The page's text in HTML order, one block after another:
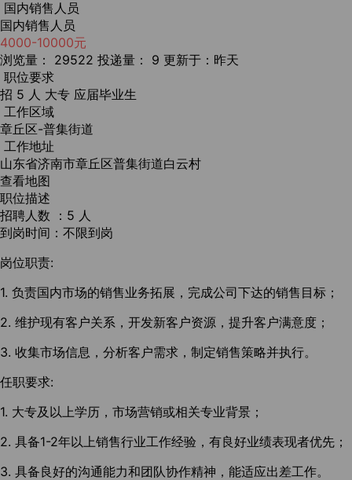
国内销售人员
国内销售人员
4000-10000元
浏览量： 29522 投递量： 9 更新于：昨天
职位要求
招 5 人 大专 应届毕业生
工作区域
章丘区-普集街道
工作地址
山东省济南市章丘区普集街道白云村
查看地图
职位描述
招聘人数 ：5 人
到岗时间：不限到岗
岗位职责:
1. 负责国内市场的销售业务拓展，完成公司下达的销售目标；
2. 维护现有客户关系，开发新客户资源，提升客户满意度；
3. 收集市场信息，分析客户需求，制定销售策略并执行。
任职要求:
1. 大专及以上学历，市场营销或相关专业背景；
2. 具备1-2年以上销售行业工作经验，有良好业绩表现者优先；
3. 具备良好的沟通能力和团队协作精神，能适应出差工作。